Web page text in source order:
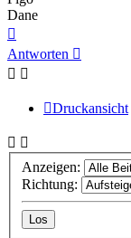
Dane
oben
Antworten
Druckansicht
Anzeigen:
Richtung: